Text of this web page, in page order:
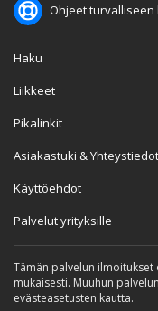
Ohjeet
Haku
Liikkeet
Pikalinkit
Asiakastuki & Yhteystiedot
Käyttöehdot
Palvelut yrityksille
Tämän palvelun ilmoitukset
mukaisesti. Muuhun
evästeasetusten kautta.